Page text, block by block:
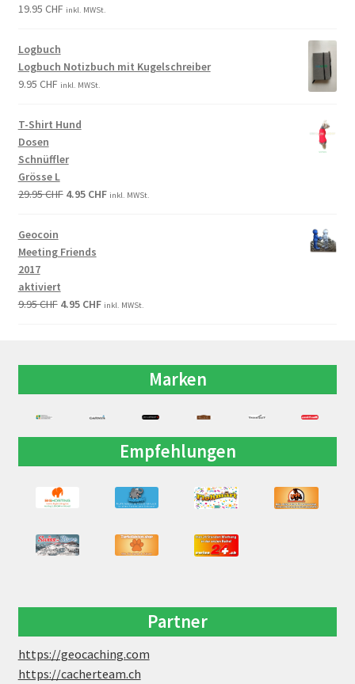
19.95 CHF inkl. MWSt.
Logbuch
Logbuch Notizbuch mit Kugelschreiber
9.95 CHF inkl. MWSt.
T-Shirt Hund
Dosen
Schnüffler
Grösse L
29.95CHF 4.95 CHF inkl. MWSt.
Geocoin
Meeting Friends
2017
aktiviert
9.95CHF 4.95 CHF inkl. MWSt.
Marken
Empfehlungen
Partner
https://geocaching.com
https://cacherteam.ch